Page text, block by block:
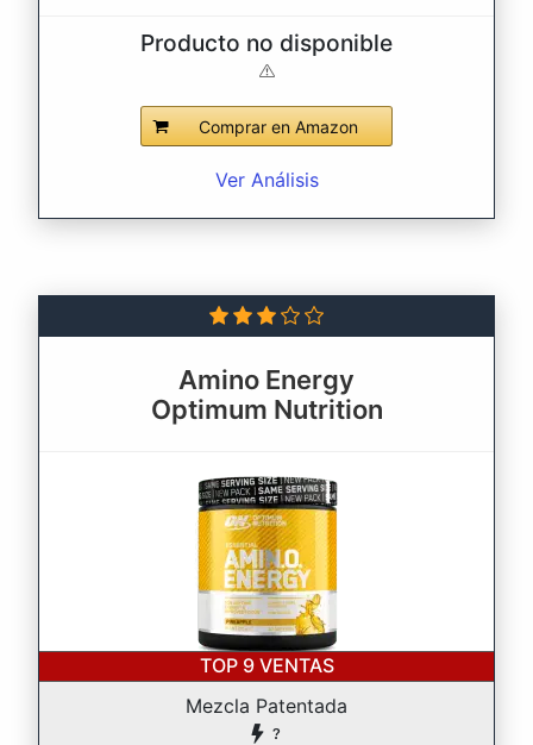
Producto no disponible
Comprar en Amazon
Ver Análisis
Amino Energy
Optimum Nutrition
TOP 9 VENTAS
Mezcla Patentada